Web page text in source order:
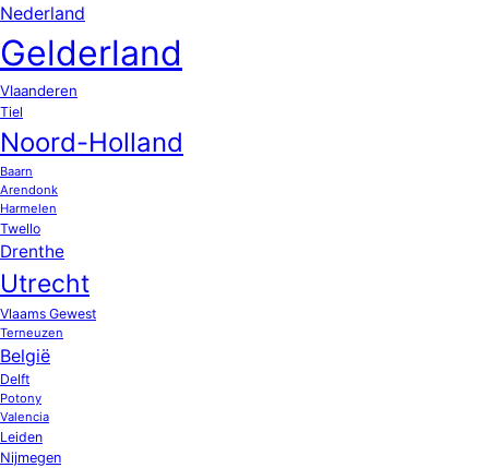
Nederland
Gelderland
Vlaanderen
Tiel
Noord-Holland
Baarn
Arendonk
Harmelen
Twello
Drenthe
Utrecht
Vlaams Gewest
Terneuzen
België
Delft
Potony
Valencia
Leiden
Nijmegen